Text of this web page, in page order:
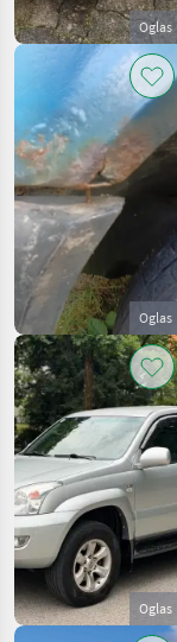
Oglas
Oglas
Oglas